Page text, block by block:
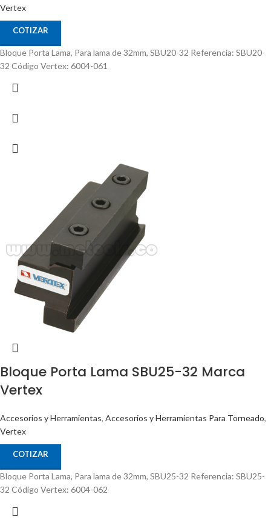
Vertex
COTIZAR
Bloque Porta Lama, Para lama de 32mm, SBU20-32 Referencia: SBU20-
32 Código Vertex: 6004-061
Bloque Porta Lama SBU25-32 Marca
Vertex
Accesorios y Herramientas, Accesorios y Herramientas Para Torneado,
Vertex
COTIZAR
Bloque Porta Lama, Para lama de 32mm, SBU25-32 Referencia: SBU25-
32 Código Vertex: 6004-062